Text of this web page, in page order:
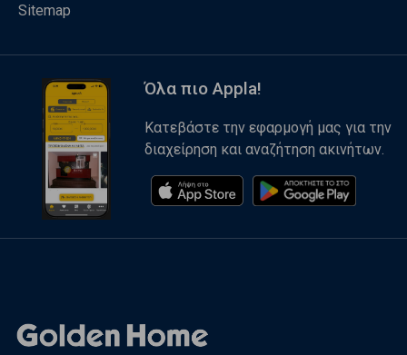
Sitemap
Όλα πιο Appla!
Κατεβάστε την εφαρμογή μας για την
διαχείρηση και αναζήτηση ακινήτων.